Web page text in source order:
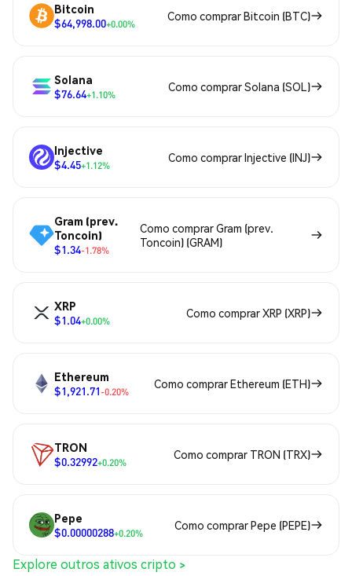
Bitcoin
$64,998.00+0.00%
Como comprar Bitcoin (BTC)
Solana
$76.64+1.10%
Como comprar Solana (SOL)
Injective
$4.45+1.12%
Como comprar Injective (INJ)
Gram (prev.
Toncoin)
$1.34-1.78%
Como comprar Gram (prev.
Toncoin) (GRAM)
XRP
$1.04+0.00%
Como comprar XRP (XRP)
Ethereum
$1,921.71-0.20%
Como comprar Ethereum (ETH)
TRON
$0.32992+0.20%
Como comprar TRON (TRX)
Pepe
$0.00000288+0.20%
Como comprar Pepe (PEPE)
Explore outros ativos cripto >